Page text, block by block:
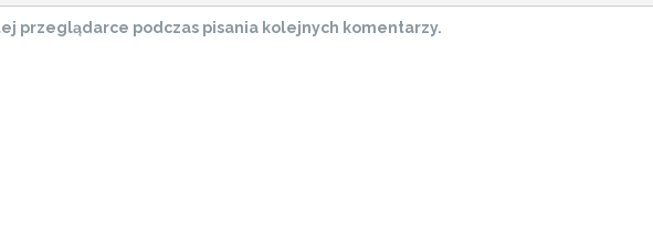
przeglądarce podczas pisania kolejnych komentarzy.